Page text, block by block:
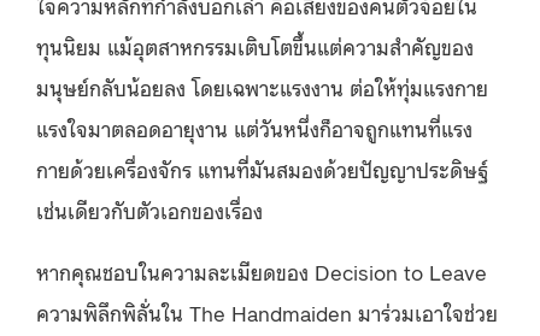
ทุนนิยม แม้อุตสาหกรรมเติบโตขึ้นแต่ความสำคัญของ
มนุษย์กลับน้อยลง โดยเฉพาะแรงงาน ต่อให้ทุ่มแรงกาย
แรงใจมาตลอดอายุงาน แต่วันหนึ่งก็อาจถูกแทนที่แรง
กายด้วยเครื่องจักร แทนที่มันสมองด้วยปัญญาประดิษฐ์
เช่นเดียวกับตัวเอกของเรื่อง
หากคุณชอบในความละเมียดของ Decision to Leave
ความพิลึกพิลั่นใน The Handmaiden มาร่วมเอาใจช่วย